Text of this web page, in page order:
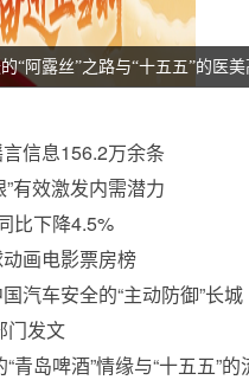
“阿露丝”之路与“十五五”的
信息156.2万余条
”有效激发内需潜力
比下降4.5%
画电影票房榜
汽车安全的“主动防御”长城
门发文
青岛啤酒”情缘与“十五五